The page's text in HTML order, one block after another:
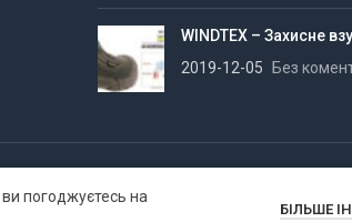
WINDTEX – Захисне
2019-12-05
Без
погоджуєтесь на
БІЛЬШЕ